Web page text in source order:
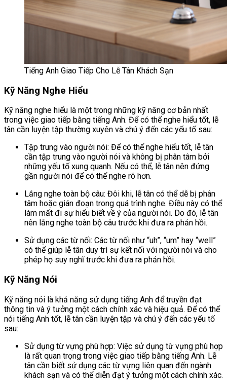
Tiếng Anh Giao Tiếp Cho Lễ Tân Khách Sạn
Kỹ Năng Nghe Hiểu
Kỹ năng nghe hiểu là một trong những kỹ năng cơ bản nhất
trong việc giao tiếp bằng tiếng Anh. Để có thể nghe hiểu tốt, lễ
tân cần luyện tập thường xuyên và chú ý đến các yếu tố sau:
Tập trung vào người nói: Để có thể nghe hiểu tốt, lễ tân
cần tập trung vào người nói và không bị phân tâm bởi
những yếu tố xung quanh. Nếu có thể, lễ tân nên đứng
gần người nói để có thể nghe rõ hơn.
Lắng nghe toàn bộ câu: Đôi khi, lễ tân có thể dễ bị phân
tâm hoặc gián đoạn trong quá trình nghe. Điều này có thể
làm mất đi sự hiểu biết về ý của người nói. Do đó, lễ tân
nên lắng nghe toàn bộ câu trước khi đưa ra phản hồi.
Sử dụng các từ nối: Các từ nối như “uh”, “um” hay “well”
có thể giúp lễ tân duy trì sự kết nối với người nói và cho
phép họ suy nghĩ trước khi đưa ra phản hồi.
Kỹ Năng Nói
Kỹ năng nói là khả năng sử dụng tiếng Anh để truyền đạt
thông tin và ý tưởng một cách chính xác và hiệu quả. Để có thể
nói tiếng Anh tốt, lễ tân cần luyện tập và chú ý đến các yếu tố
sau:
Sử dụng từ vựng phù hợp: Việc sử dụng từ vựng phù hợp
là rất quan trọng trong việc giao tiếp bằng tiếng Anh. Lễ
tân cần biết sử dụng các từ vựng liên quan đến ngành
khách sạn và có thể diễn đạt ý tưởng một cách chính xác.